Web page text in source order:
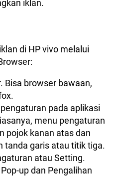
iklan.
di HP vivo melalui
Bisa browser bawaan,
pada aplikasi
menu pengaturan
pojok kanan atas dan
tanda garis atau titik tiga.
atau Setting.
up dan Pengalihan